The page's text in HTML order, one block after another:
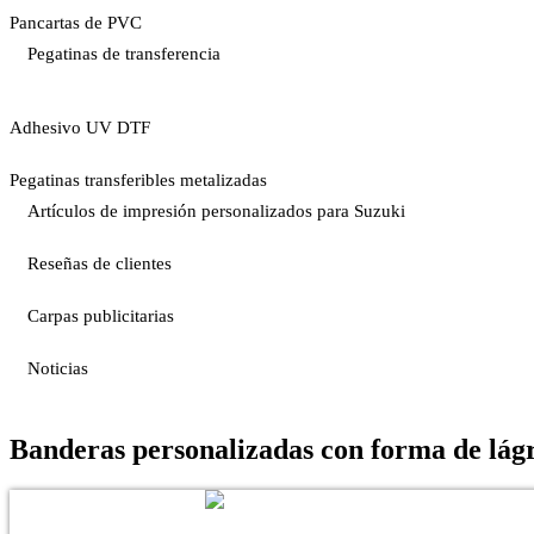
Pancartas de PVC
Pegatinas de transferencia
Adhesivo UV DTF
Pegatinas transferibles metalizadas
Artículos de impresión personalizados para Suzuki
Reseñas de clientes
Carpas publicitarias
Noticias
Banderas personalizadas con forma de